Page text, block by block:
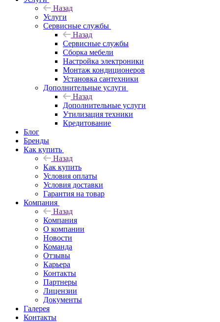
Назад
Услуги
Сервисные службы
Назад
Сервисные службы
Сборка мебели
Настройка электроники
Монтаж кондиционеров
Установка сантехники
Дополнительные услуги
Назад
Дополнительные услуги
Утилизация техники
Кредитование
Блог
Бренды
Как купить
Назад
Как купить
Условия оплаты
Условия доставки
Гарантия на товар
Компания
Назад
Компания
О компании
Новости
Команда
Отзывы
Карьера
Контакты
Партнеры
Лицензии
Документы
Галерея
Контакты